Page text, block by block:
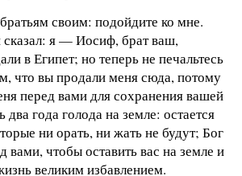
своим: подойдите ко мне.
я — Иосиф, брат ваш,
в Египет; но теперь не печальтесь
что вы продали меня сюда, потому
перед вами для сохранения вашей
года голода на земле: остается
ни орать, ни жать не будут; Бог
вами, чтобы оставить вас на земле и
великим избавлением.